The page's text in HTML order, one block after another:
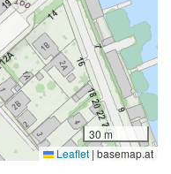
30 m
Leaflet | basemap.at